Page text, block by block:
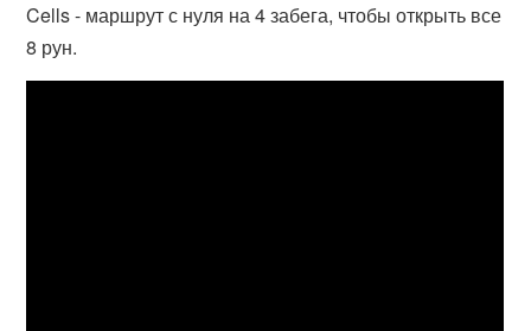
Cells - маршрут с нуля на 4 забега, чтобы открыть все
8 рун.